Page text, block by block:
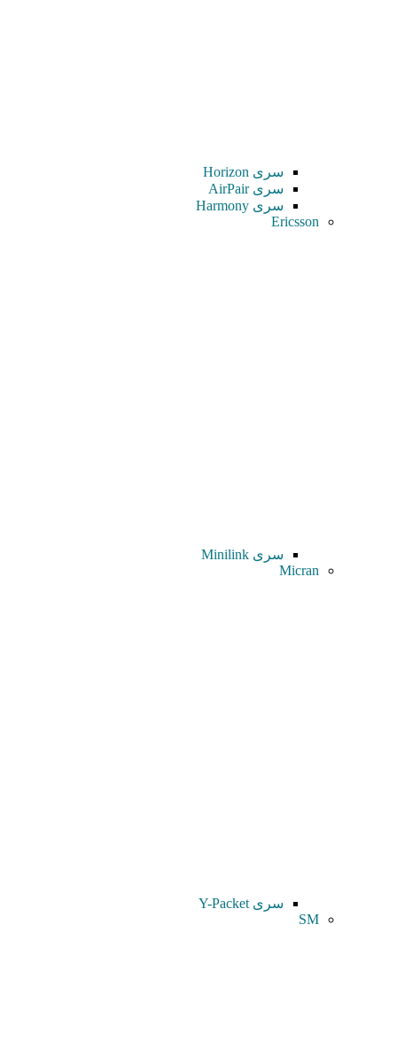
سری Horizon
سری AirPair
سری Harmony
Ericsson
سری Minilink
Micran
سری Y-Packet
SM